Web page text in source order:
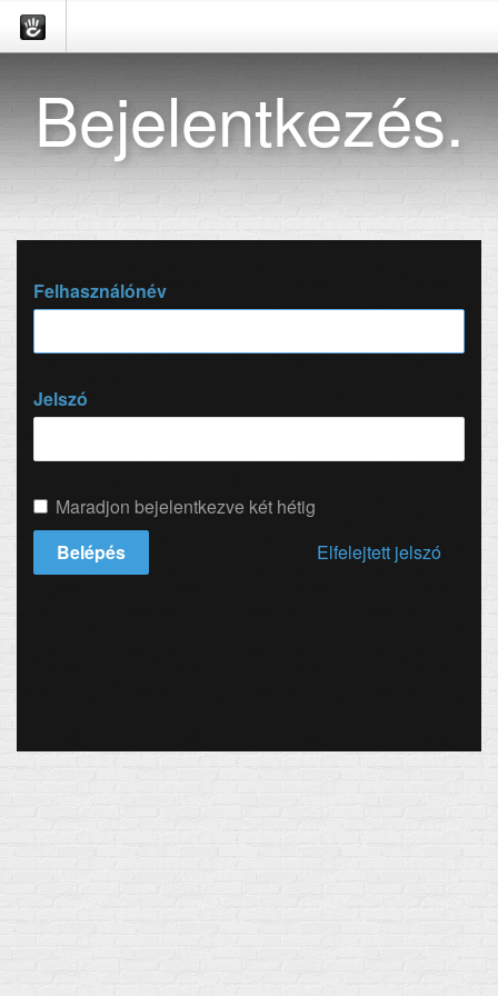
Bejelentkezés.
Felhasználónév
Jelszó
Maradjon bejelentkezve két hétig
Belépés
Elfelejtett jelszó